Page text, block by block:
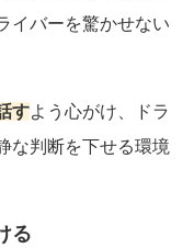
イバーを驚かせない
すよう心がけ、ドラ
な判断を下せる環境
る